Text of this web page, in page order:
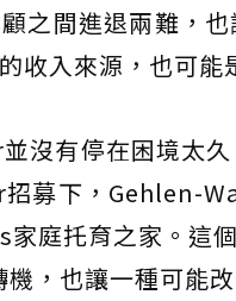
之間進退兩難，
收入來源，也可能
沒有停在困境太
募下，Gehlen-
庭托育之家。這
，也讓一種可能